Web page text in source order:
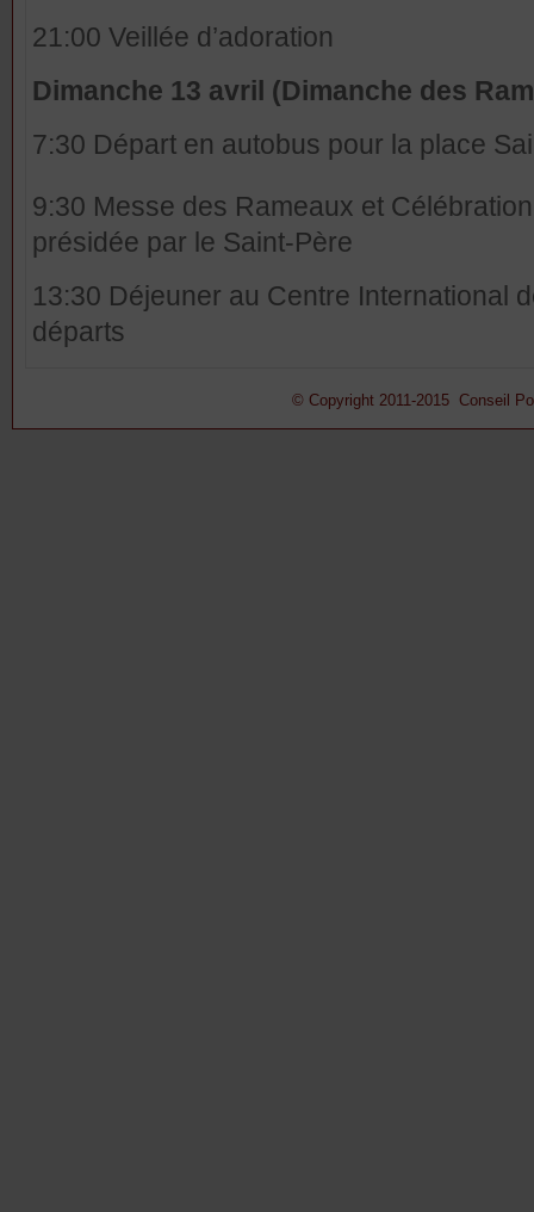
21:00 Veillée d’adoration
Dimanche 13 avril (Dimanche des
7:30 Départ en autobus pour la place
9:30 Messe des Rameaux et
présidée par le Saint-Père
13:30 Déjeuner au Centre International
départs
© Copyright 2011-2015 Conseil